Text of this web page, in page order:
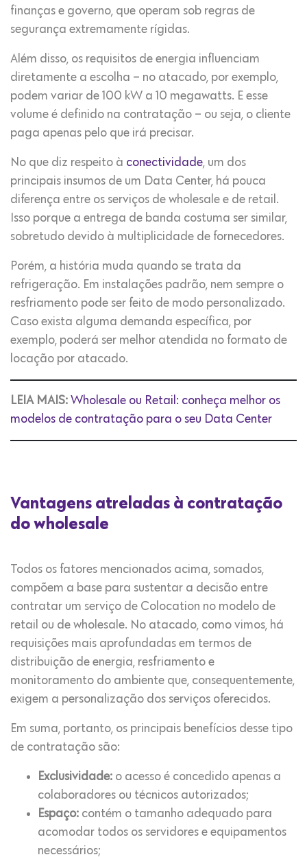
finanças e governo, que operam sob regras de
segurança extremamente rígidas.
Além disso, os requisitos de energia influenciam
diretamente a escolha – no atacado, por exemplo,
podem variar de 100 kW a 10 megawatts. E esse
volume é definido na contratação – ou seja, o cliente
paga apenas pelo que irá precisar.
No que diz respeito à conectividade, um dos
principais insumos de um Data Center, há pouca
diferença entre os serviços de wholesale e de retail.
Isso porque a entrega de banda costuma ser similar,
sobretudo devido à multiplicidade de fornecedores.
Porém, a história muda quando se trata da
refrigeração. Em instalações padrão, nem sempre o
resfriamento pode ser feito de modo personalizado.
Caso exista alguma demanda específica, por
exemplo, poderá ser melhor atendida no formato de
locação por atacado.
LEIA MAIS: Wholesale ou Retail: conheça melhor os
modelos de contratação para o seu Data Center
Vantagens atreladas à contratação
do wholesale
Todos os fatores mencionados acima, somados,
compõem a base para sustentar a decisão entre
contratar um serviço de Colocation no modelo de
retail ou de wholesale. No atacado, como vimos, há
requisições mais aprofundadas em termos de
distribuição de energia, resfriamento e
monitoramento do ambiente que, consequentemente,
exigem a personalização dos serviços oferecidos.
Em suma, portanto, os principais benefícios desse tipo
de contratação são:
Exclusividade: o acesso é concedido apenas a
colaboradores ou técnicos autorizados;
Espaço: contém o tamanho adequado para
acomodar todos os servidores e equipamentos
necessários;